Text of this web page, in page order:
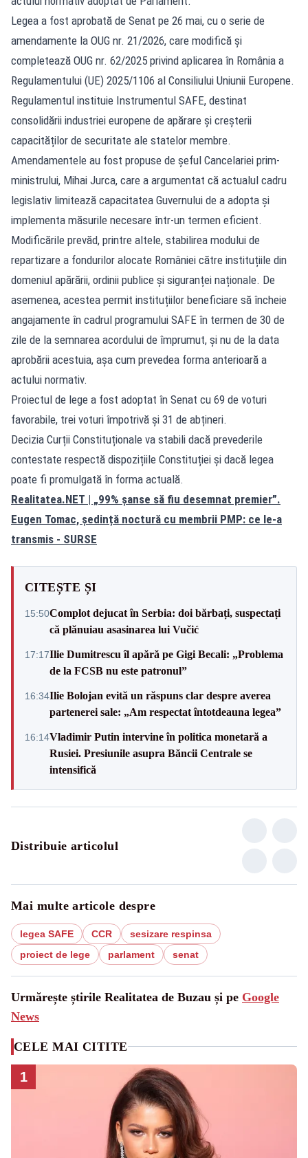
Legea a fost aprobată de Senat pe 26 mai, cu o serie de
amendamente la OUG nr. 21/2026, care modifică și
completează OUG nr. 62/2025 privind aplicarea în România a
Regulamentului (UE) 2025/1106 al Consiliului Uniunii Europene.
Regulamentul instituie Instrumentul SAFE, destinat
consolidării industriei europene de apărare și creșterii
capacităților de securitate ale statelor membre.
Amendamentele au fost propuse de șeful Cancelariei prim-
ministrului, Mihai Jurca, care a argumentat că actualul cadru
legislativ limitează capacitatea Guvernului de a adopta și
implementa măsurile necesare într-un termen eficient.
Modificările prevăd, printre altele, stabilirea modului de
repartizare a fondurilor alocate României către instituțiile din
domeniul apărării, ordinii publice și siguranței naționale. De
asemenea, acestea permit instituțiilor beneficiare să încheie
angajamente în cadrul programului SAFE în termen de 30 de
zile de la semnarea acordului de împrumut, și nu de la data
aprobării acestuia, așa cum prevedea forma anterioară a
actului normativ.
Proiectul de lege a fost adoptat în Senat cu 69 de voturi
favorabile, trei voturi împotrivă și 31 de abțineri.
Decizia Curții Constituționale va stabili dacă prevederile
contestate respectă dispozițiile Constituției și dacă legea
poate fi promulgată în forma actuală.
Realitatea.NET | „99% șanse să fiu desemnat premier”.
Eugen Tomac, ședință noctură cu membrii PMP: ce le-a
transmis - SURSE
CITEȘTE ȘI
15:50Complot dejucat în Serbia: doi bărbați, suspectați
că plănuiau asasinarea lui Vučić
17:17Ilie Dumitrescu îl apără pe Gigi Becali: „Problema
de la FCSB nu este patronul”
16:34Ilie Bolojan evită un răspuns clar despre averea
partenerei sale: „Am respectat întotdeauna legea”
16:14Vladimir Putin intervine în politica monetară a
Rusiei. Presiunile asupra Băncii Centrale se
intensifică
Distribuie articolul
Mai multe articole despre
legea SAFE CCR
sesizare respinsa
proiect de lege
parlament senat
Urmărește știrile Realitatea de Buzau și pe Google
News
CELE MAI CITITE
1